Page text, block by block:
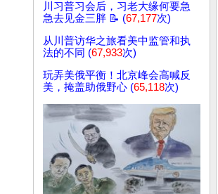
川习普习会后，习老大缘何要急
急去见金三胖 📝 (67,177次)
从川普访华之旅看美中监管和执
法的不同 (67,933次)
玩弄美俄平衡！北京峰会高喊反
美，掩盖助俄野心 (65,118次)